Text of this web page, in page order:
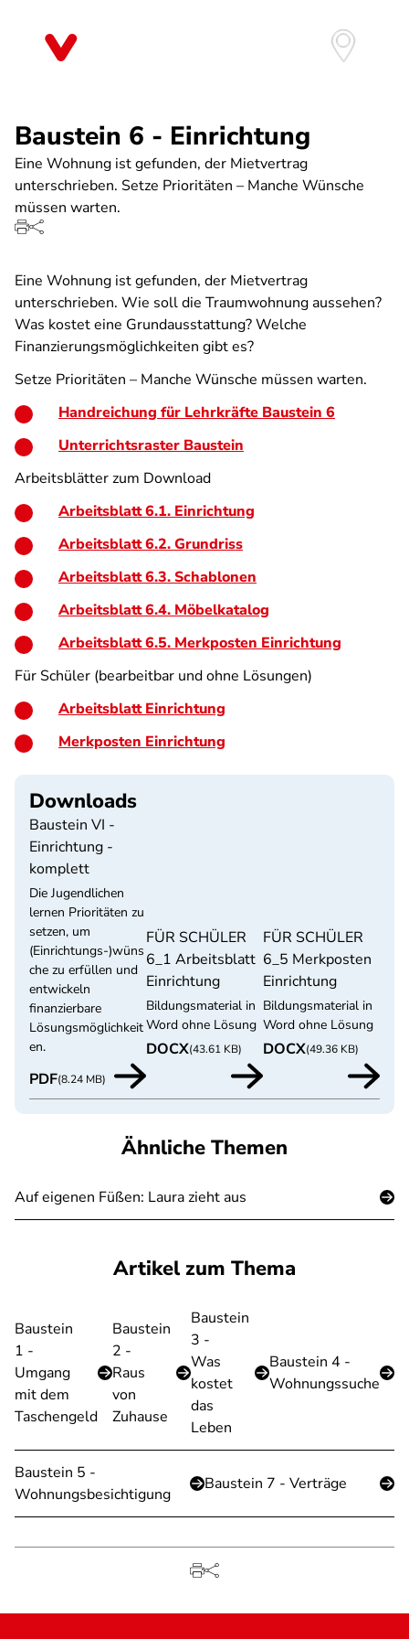
Baustein 6 - Einrichtung
Eine Wohnung ist gefunden, der Mietvertrag
unterschrieben. Setze Prioritäten – Manche Wünsche
müssen warten.
Eine Wohnung ist gefunden, der Mietvertrag
unterschrieben. Wie soll die Traumwohnung aussehen?
Was kostet eine Grundausstattung? Welche
Finanzierungsmöglichkeiten gibt es?
Setze Prioritäten – Manche Wünsche müssen warten.
Handreichung für Lehrkräfte Baustein 6
Unterrichtsraster Baustein
Arbeitsblätter zum Download
Arbeitsblatt 6.1. Einrichtung
Arbeitsblatt 6.2. Grundriss
Arbeitsblatt 6.3. Schablonen
Arbeitsblatt 6.4. Möbelkatalog
Arbeitsblatt 6.5. Merkposten Einrichtung
Für Schüler (bearbeitbar und ohne Lösungen)
Arbeitsblatt Einrichtung
Merkposten Einrichtung
Downloads
Baustein VI -
Einrichtung -
komplett
Die Jugendlichen
lernen Prioritäten zu
setzen, um
(Einrichtungs-)wüns
che zu erfüllen und
entwickeln
finanzierbare
Lösungsmöglichkeit
en.
PDF(8.24 MB)
FÜR SCHÜLER
6_1 Arbeitsblatt
Einrichtung
Bildungsmaterial in
Word ohne Lösung
DOCX(43.61 KB)
FÜR SCHÜLER
6_5 Merkposten
Einrichtung
Bildungsmaterial in
Word ohne Lösung
DOCX(49.36 KB)
Ähnliche Themen
Auf eigenen Füßen: Laura zieht aus
Artikel zum Thema
Baustein
1 -
Umgang
mit dem
Taschengeld
Baustein
2 -
Raus
von
Zuhause
Baustein
3 -
Was
kostet
das
Leben
Baustein 4 -
Wohnungssuche
Baustein 5 -
Wohnungsbesichtigung
Baustein 7 - Verträge